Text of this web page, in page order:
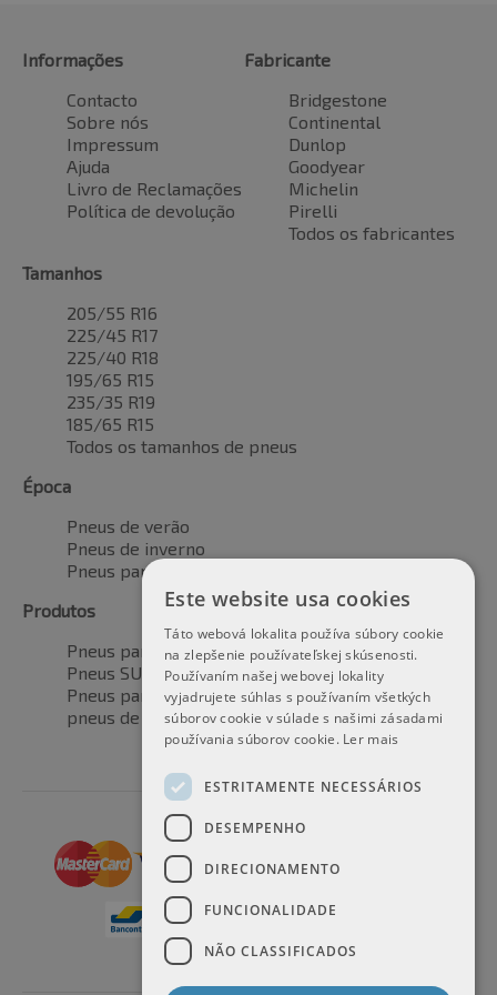
Informações
Contacto
Sobre nós
Impressum
Ajuda
Livro de Reclamações
Política de devolução
Fabricante
Bridgestone
Continental
Dunlop
Goodyear
Michelin
Pirelli
Todos os fabricantes
Tamanhos
205/55 R16
225/45 R17
225/40 R18
195/65 R15
235/35 R19
185/65 R15
Todos os tamanhos de pneus
Época
Pneus de verão
Pneus de inverno
Pneus para todas as estações
Produtos
Pneus para automóveis
Pneus SUV / 4x4
Pneus para veículos de transporte
pneus de motocicleta
Este website usa cookies
Táto webová lokalita používa súbory cookie
na zlepšenie používateľskej skúsenosti.
Používaním našej webovej lokality
vyjadrujete súhlas s používaním všetkých
súborov cookie v súlade s našimi zásadami
používania súborov cookie. Ler mais
ESTRITAMENTE NECESSÁRIOS
DESEMPENHO
DIRECIONAMENTO
FUNCIONALIDADE
NÃO CLASSIFICADOS